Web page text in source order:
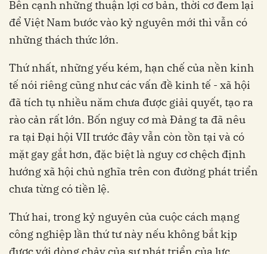
Bên cạnh những thuận lợi cơ bản, thời cơ đem lại
để Việt Nam bước vào kỷ nguyên mới thì vẫn có
những thách thức lớn.
Thứ nhất, những yếu kém, hạn chế của nền kinh
tế nói riêng cũng như các vấn đề kinh tế - xã hội
đã tích tụ nhiều năm chưa được giải quyết, tạo ra
rào cản rất lớn. Bốn nguy cơ mà Đảng ta đã nêu
ra tại Đại hội VII trước đây vẫn còn tồn tại và có
mặt gay gắt hơn, đặc biệt là nguy cơ chệch định
hướng xã hội chủ nghĩa trên con đường phát triển
chưa từng có tiền lệ.
Thứ hai, trong kỷ nguyên của cuộc cách mạng
công nghiệp lần thứ tư này nếu không bắt kịp
được với dòng chảy của sự phát triển của lực